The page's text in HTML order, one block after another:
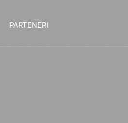
PARTENERI